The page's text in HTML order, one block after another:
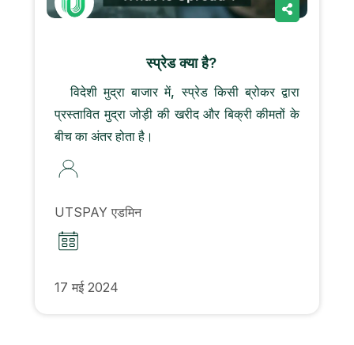
स्प्रेड क्या है?
विदेशी मुद्रा बाजार में, स्प्रेड किसी ब्रोकर द्वारा
प्रस्तावित मुद्रा जोड़ी की खरीद और बिक्री कीमतों के
बीच का अंतर होता है।
UTSPAY एडमिन
17 मई 2024